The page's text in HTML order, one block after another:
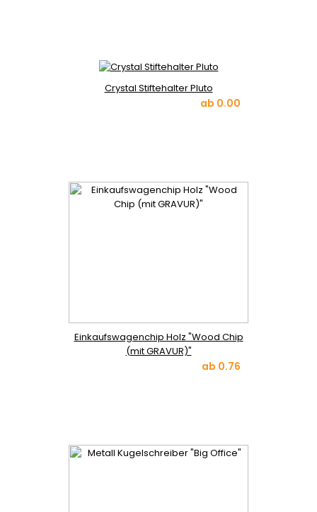
Crystal Stiftehalter Pluto
ab 0.00
Einkaufswagenchip Holz "Wood Chip
(mit GRAVUR)"
ab 0.76